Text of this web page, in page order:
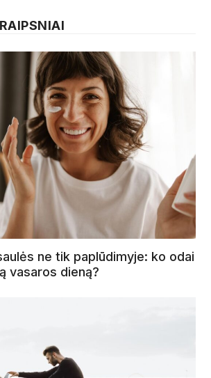
ne tik paplūdimyje: ko odai
vasaros dieną?